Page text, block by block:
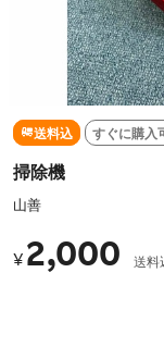
送料込 すぐに購入
掃除機
山善
¥ 2,000 送料